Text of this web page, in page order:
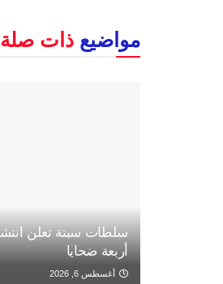
مواضيع ذات صلة
أربعة ضحايا
أغسطس 6, 2026